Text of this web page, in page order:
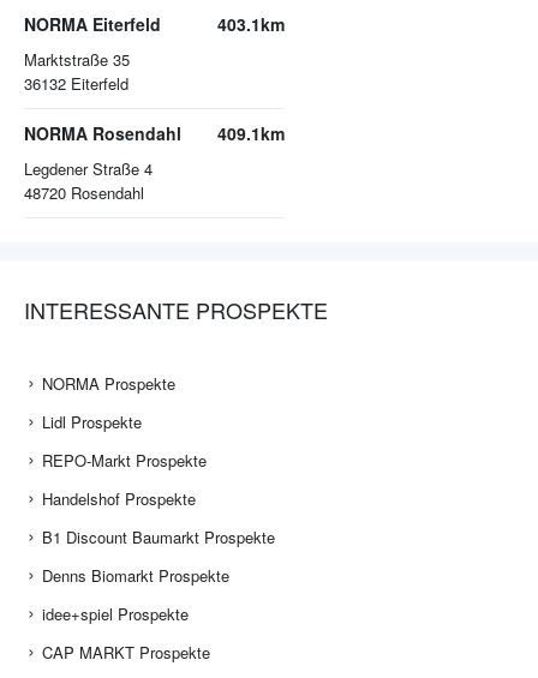
NORMA Eiterfeld
Marktstraße 35
36132 Eiterfeld
403.1km
NORMA Rosendahl
Legdener Straße 4
48720 Rosendahl
409.1km
INTERESSANTE PROSPEKTE
NORMA Prospekte
Lidl Prospekte
REPO-Markt Prospekte
Handelshof Prospekte
B1 Discount Baumarkt Prospekte
Denns Biomarkt Prospekte
idee+spiel Prospekte
CAP MARKT Prospekte